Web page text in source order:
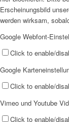
Erscheinungsbild
werden wirksam,
Google Webfont-
Click to enable/
Google
Click to enable/
Vimeo und Youtube
Click to enable/